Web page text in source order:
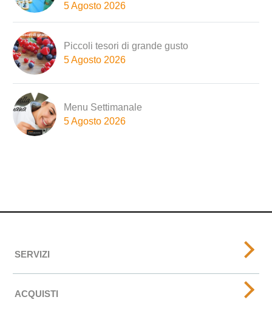
5 Agosto 2026
Piccoli tesori di grande gusto
5 Agosto 2026
Menu Settimanale
5 Agosto 2026
SERVIZI
ACQUISTI